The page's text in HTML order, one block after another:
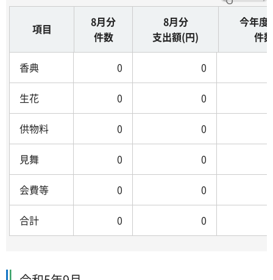
項目
8月分
件数
8月分
支出額(円)
今年度
件数
香典 0 0
生花 0 0
供物料 0 0
見舞 0 0
会費等 0 0
合計 0 0